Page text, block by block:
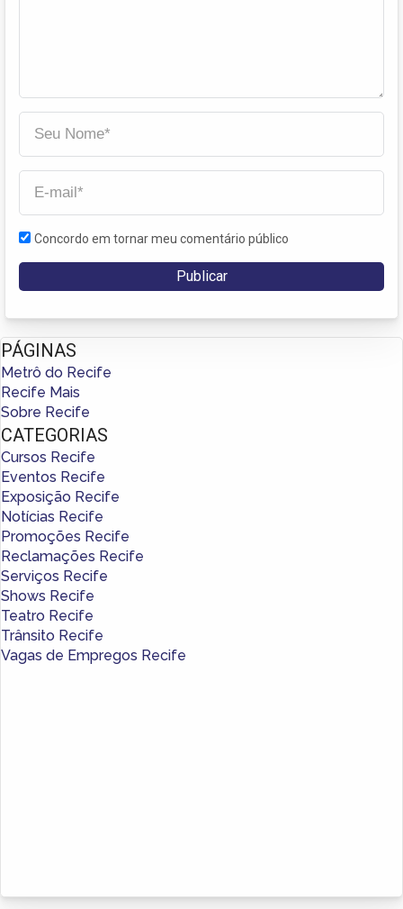
Concordo em tornar meu comentário público
PÁGINAS
Metrô do Recife
Recife Mais
Sobre Recife
CATEGORIAS
Cursos Recife
Eventos Recife
Exposição Recife
Notícias Recife
Promoções Recife
Reclamações Recife
Serviços Recife
Shows Recife
Teatro Recife
Trânsito Recife
Vagas de Empregos Recife